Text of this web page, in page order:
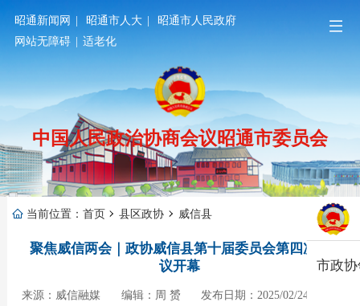
昭通新闻网 | 昭通市人大 |
昭通市人民政府
网站无障碍 | 适老化
中国人民政治协商会议昭通市委员会
市政
当前位置： 首页 县区政协 威信县
聚焦威信两会｜政协威信县第十届委员会第四次会
议开幕
来源：威信融媒 编辑：周 赟
发布日期：2025/02/24 18:02